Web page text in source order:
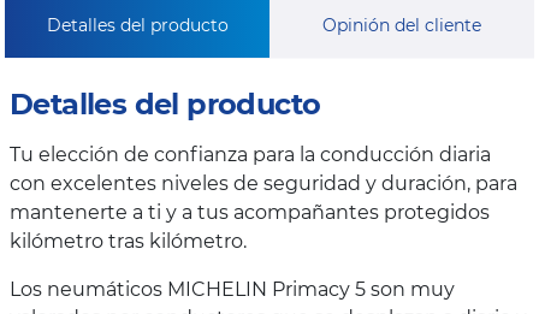
Detalles del producto Opinión del cliente
Detalles del producto
Tu elección de confianza para la conducción diaria
con excelentes niveles de seguridad y duración, para
mantenerte a ti y a tus acompañantes protegidos
kilómetro tras kilómetro.
Los neumáticos MICHELIN Primacy 5 son muy